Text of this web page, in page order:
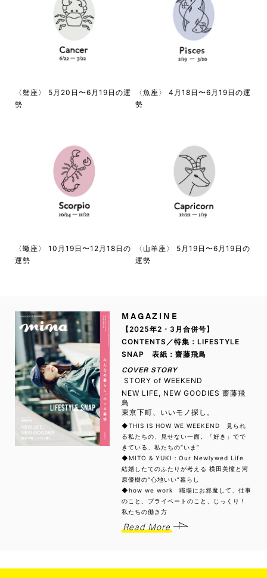
〈蟹座〉 5月20日〜6月19日の運
勢
〈魚座〉 4月18日〜6月19日の運
勢
〈蠍座〉 10月19日〜12月18日の
運勢
〈山羊座〉 5月19日〜6月19日の
運勢
MAGAZINE
【2025年2・3月合併号】
CONTENTS／特集：LIFESTYLE
SNAP 表紙：齋藤飛鳥
COVER STORY
STORY of WEEKEND
NEW LIFE, NEW GOODIES 齋藤飛
鳥
東京下町、いいモノ探し。
◆THIS IS HOW WE WEEKEND 見られ
る私たちの、見せない一面。「好き」でで
きている、私たちの“いま”
◆MITO & YUKI：Our Newlywed Life
結婚したてのふたりが考える 横田美憧と河
原優樹の“心地いい”暮らし
◆how we work 職場にお邪魔して、仕事
のこと、プライベートのこと、じっくり！
私たちの働き方
Read More